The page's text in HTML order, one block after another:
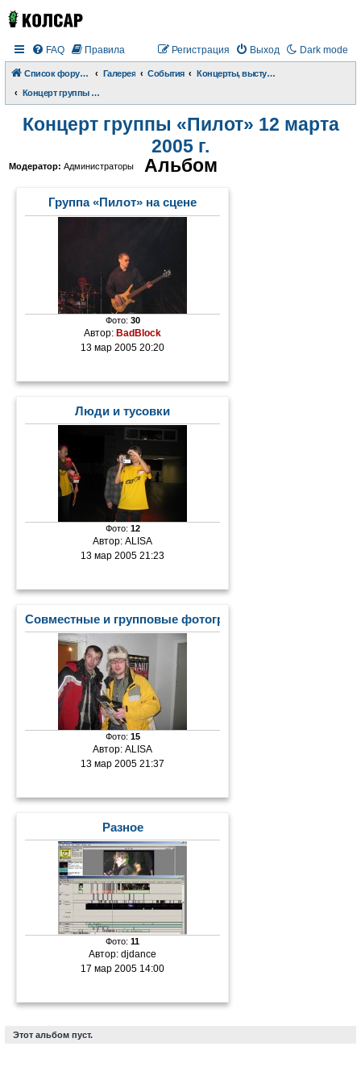
Dark mode
FAQ Правила Выход
Регистрация
Список форумов Галерея События
Концерты, выступления, дискотеки
Концерт группы «Пилот» 12 марта 2005 г.
Концерт группы «Пилот» 12 марта
2005 г.
Модератор: Администраторы Альбом
Группа «Пилот» на сцене
Фото: 30
Автор:BadBlock
13 мар 2005 20:20
Люди и тусовки
Фото: 12
Автор:ALISA
13 мар 2005 21:23
Совместные и групповые фотографии с «Пилотом»
Фото: 15
Автор:ALISA
13 мар 2005 21:37
Разное
Фото:11
Автор:djdance
17 мар 2005 14:00
Этот альбом пуст.